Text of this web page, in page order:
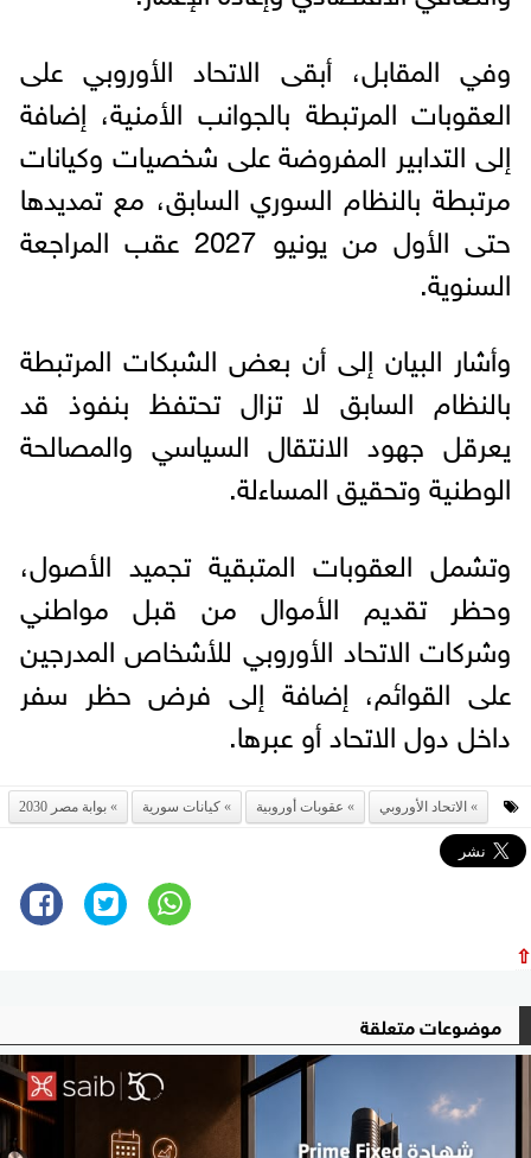
وفي المقابل، أبقى الاتحاد الأوروبي على
العقوبات المرتبطة بالجوانب الأمنية، إضافة
إلى التدابير المفروضة على شخصيات وكيانات
مرتبطة بالنظام السوري السابق، مع تمديدها
حتى الأول من يونيو 2027 عقب المراجعة
السنوية.
وأشار البيان إلى أن بعض الشبكات المرتبطة
بالنظام السابق لا تزال تحتفظ بنفوذ قد
يعرقل جهود الانتقال السياسي والمصالحة
الوطنية وتحقيق المساءلة.
وتشمل العقوبات المتبقية تجميد الأصول،
وحظر تقديم الأموال من قبل مواطني
وشركات الاتحاد الأوروبي للأشخاص المدرجين
على القوائم، إضافة إلى فرض حظر سفر
داخل دول الاتحاد أو عبرها.
الاتحاد الأوروبي عقوبات أوروبية كيانات سورية بوابة مصر 2030
⇧
موضوعات متعلقة